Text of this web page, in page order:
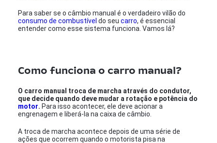
Para saber se o câmbio manual é o verdadeiro vilão do
consumo de combustível do seucarro, é essencial
entender como esse sistema funciona. Vamos lá?
Como funciona o carro manual?
O carro manual troca de marcha através do condutor,
que decide quando deve mudar a rotação e potência do
motor. Para isso acontecer, ele deve acionar a
engrenagem e liberá-la na caixa de câmbio.
A troca de marcha acontece depois de uma série de
ações que ocorrem quando o motorista pisa na